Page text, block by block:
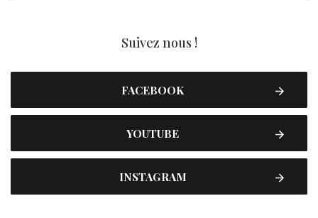
Suivez nous !
FACEBOOK
YOUTUBE
INSTAGRAM